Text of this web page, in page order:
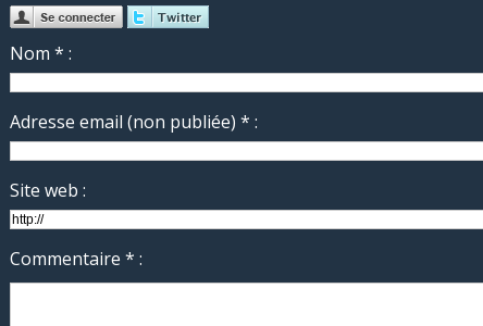
Nom * :
Adresse email (non publiée) * :
Site web :
Commentaire * :